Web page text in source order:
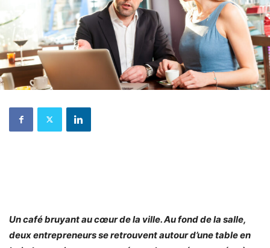
Un café bruyant au cœur de la ville. Au fond de la salle,
deux entrepreneurs se retrouvent autour d’une table en